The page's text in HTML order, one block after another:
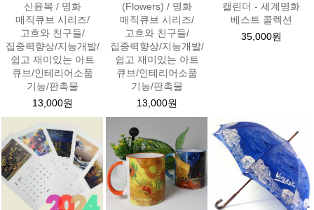
신윤복 / 명화
매직큐브 시리즈/
고흐와 친구들/
집중력향상/지능개발/
쉽고 재미있는 아트
큐브/인테리어소품
기능/판촉물
13,000원
(Flowers) / 명화
매직큐브 시리즈/
고흐와 친구들/
집중력향상/지능개발/
쉽고 재미있는 아트
큐브/인테리어소품
기능/판촉물
13,000원
캘린더 - 세계명화
베스트 콜렉션
35,000원